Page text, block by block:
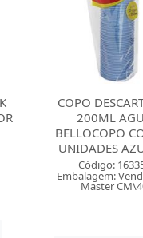
COPO
200ML
BELLOCOPO
UNIDADES
Código:
Embalagem:
Master